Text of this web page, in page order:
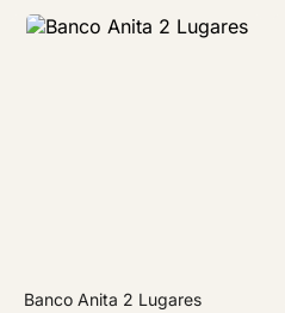
Banco Anita 2 Lugares